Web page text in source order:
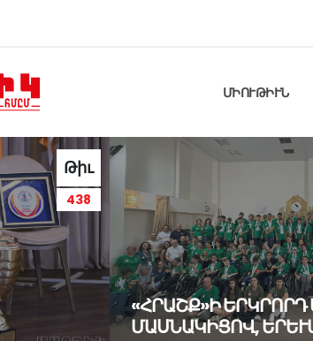
ՄԻՈՒԹԻՒՆ
Թիւ
438
«ՀՐԱՇՔ»Ի
ՄԱՍՆԱԿԻՑՈՎ,